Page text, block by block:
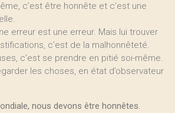
c’est être honnête et c’est une
erreur est une erreur. Mais lui trouver
c’est de la malhonnêteté.
c’est se prendre en pitié soi-même.
les choses, en état d’observateur
nous devons être honnêtes.